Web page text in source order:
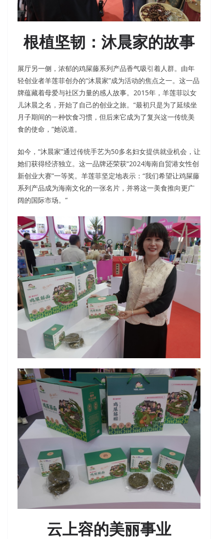
根植坚韧：沐晨家的故事
展厅另一侧，浓郁的鸡屎藤系列产品香气吸引着人群。由年
轻创业者羊莲菲创办的“沐晨家”成为活动的焦点之一。这一品
牌蕴藏着母爱与社区力量的感人故事。2015年，羊莲菲以女
儿沐晨之名，开始了自己的创业之旅。“最初只是为了延续坐
月子期间的一种饮食习惯，但后来它成为了复兴这一传统美
食的使命，”她说道。
如今，“沐晨家”通过传统手艺为50多名妇女提供就业机会，让
她们获得经济独立。这一品牌还荣获“2024海南自贸港女性创
新创业大赛”一等奖。羊莲菲坚定地表示：“我们希望让鸡屎藤
系列产品成为海南文化的一张名片，并将这一美食推向更广
阔的国际市场。”
云上容的美丽事业